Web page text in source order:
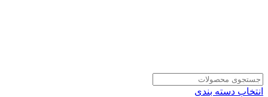
انتخاب دسته بندی